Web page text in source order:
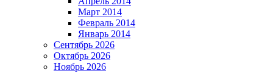
Март 2014
Февраль 2014
Январь 2014
Сентябрь 2026
Октябрь 2026
Ноябрь 2026